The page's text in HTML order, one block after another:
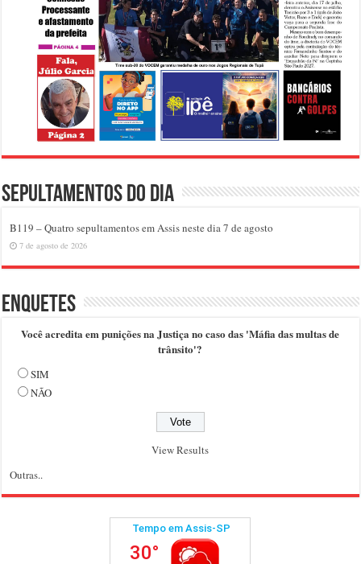
Sepultamentos do dia
B119 – Quatro sepultamentos em Assis neste dia 7 de agosto
7 de agosto de 2026
Enquetes
Você acredita em punições na Justiça no caso das 'Máfia das multas de
trânsito'?
SIM
NÃO
View Results
Outras..